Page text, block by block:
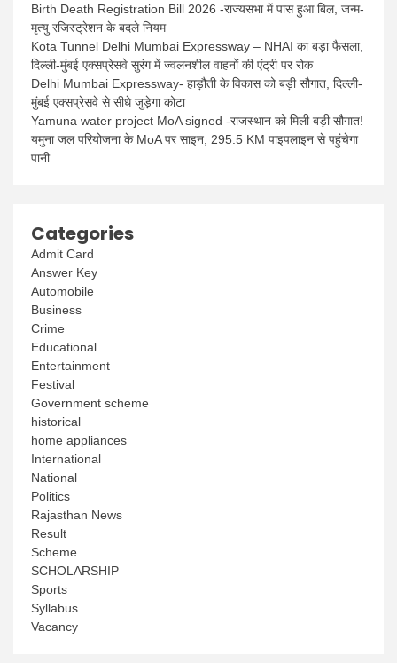
Birth Death Registration Bill 2026 -राज्यसभा में पास हुआ बिल, जन्म-
मृत्यु रजिस्ट्रेशन के बदले नियम
Kota Tunnel Delhi Mumbai Expressway – NHAI का बड़ा फैसला,
दिल्ली-मुंबई एक्सप्रेसवे सुरंग में ज्वलनशील वाहनों की एंट्री पर रोक
Delhi Mumbai Expressway- हाड़ौती के विकास को बड़ी सौगात, दिल्ली-
मुंबई एक्सप्रेसवे से सीधे जुड़ेगा कोटा
Yamuna water project MoA signed -राजस्थान को मिली बड़ी सौगात!
यमुना जल परियोजना के MoA पर साइन, 295.5 KM पाइपलाइन से पहुंचेगा
पानी
Categories
Admit Card
Answer Key
Automobile
Business
Crime
Educational
Entertainment
Festival
Government scheme
historical
home appliances
International
National
Politics
Rajasthan News
Result
Scheme
SCHOLARSHIP
Sports
Syllabus
Vacancy